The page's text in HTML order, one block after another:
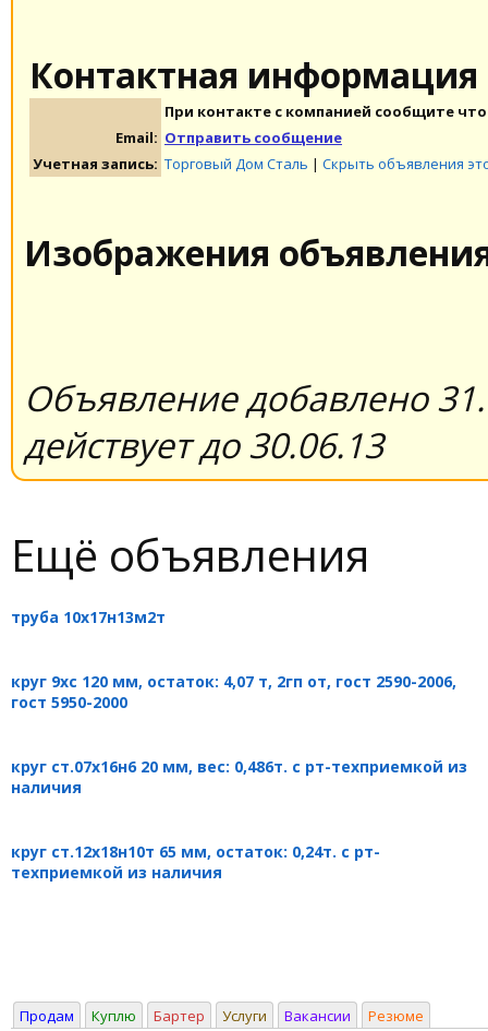
Контактная информация
При контакте с компанией сообщите
Email: Отправить сообщение
Учетная запись: Торговый Дом Сталь | Скрыть объявления
Изображения
Объявление добавлено
действует до 30.06.13
Ещё объявления
труба 10х17н13м2т
круг 9хс 120 мм, остаток: 4,07 т, 2гп от, гост 2590-2006,
гост 5950-2000
круг ст.07х16н6 20 мм, вес: 0,486т. с рт-техприемкой из
наличия
круг ст.12х18н10т 65 мм, остаток: 0,24т. с рт-
техприемкой из наличия
Продам Куплю Бартер Услуги Вакансии Резюме